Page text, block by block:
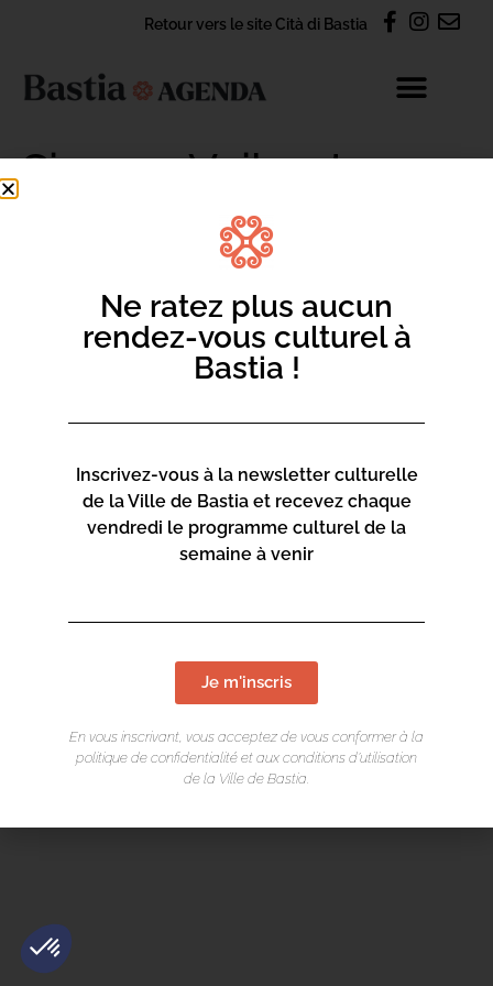
Retour vers le site Cità di Bastia
Simone Veil : « Les
combats d’une
effrontée »
Nous contacter par e-mail
Ne ratez plus aucun
rendez-vous culturel à
Bastia !
Inscrivez-vous à la newsletter culturelle
de la Ville de Bastia et recevez chaque
vendredi le programme culturel de la
semaine à venir
Je m'inscris
En vous inscrivant, vous acceptez de vous conformer à la
politique de confidentialité et aux conditions d’utilisation
de la Ville de Bastia.